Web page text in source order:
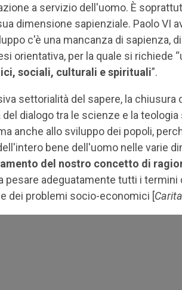
a servizio dell'uomo. È
dimensione sapienziale. Paolo VI
c'è una mancanza di sapienza,
orientativa, per la quale si richiede
sociali, culturali e spirituali”.
settorialità del sapere, la
dialogo tra le scienze e la
anche allo sviluppo dei popoli,
bene dell'uomo nelle varie
del nostro concetto di
pesare adeguatamente tutti i
dei problemi socio-economici [